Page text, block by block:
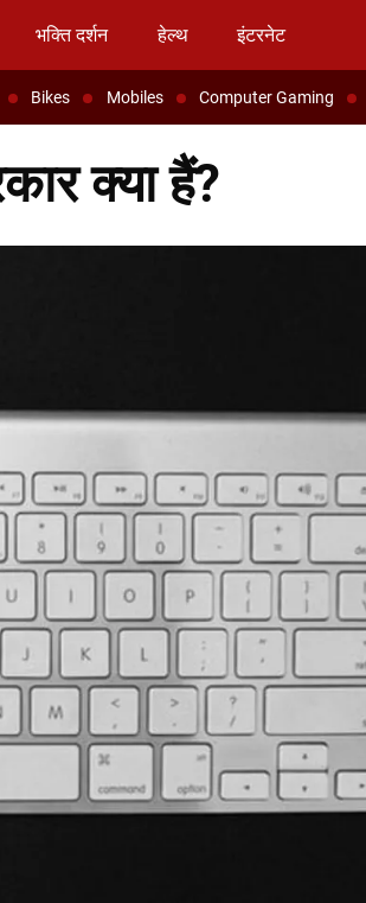
भक्ति दर्शन हेल्थ इंटरनेट
Bikes Mobiles Computer Gaming
क्या हैं?